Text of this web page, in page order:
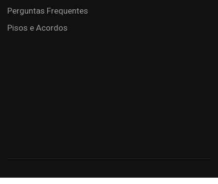
Perguntas Frequentes
Pisos e Acordos